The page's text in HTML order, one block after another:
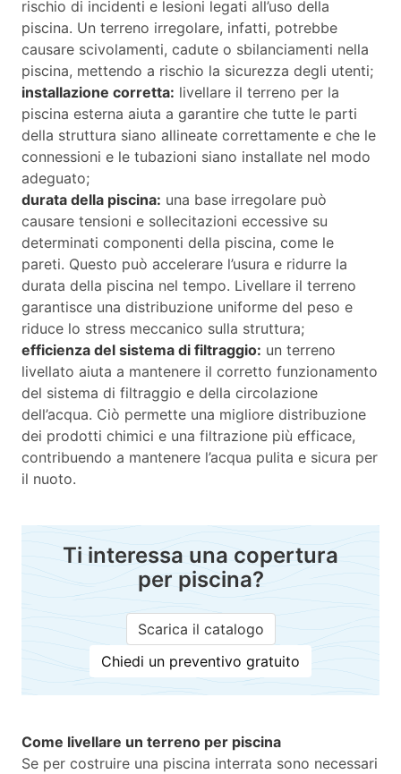
rischio di incidenti e lesioni legati all’uso della
piscina. Un terreno irregolare, infatti, potrebbe
causare scivolamenti, cadute o sbilanciamenti nella
piscina, mettendo a rischio la sicurezza degli utenti;
installazione corretta: livellare il terreno per la
piscina esterna aiuta a garantire che tutte le parti
della struttura siano allineate correttamente e che le
connessioni e le tubazioni siano installate nel modo
adeguato;
durata della piscina: una base irregolare può
causare tensioni e sollecitazioni eccessive su
determinati componenti della piscina, come le
pareti. Questo può accelerare l’usura e ridurre la
durata della piscina nel tempo. Livellare il terreno
garantisce una distribuzione uniforme del peso e
riduce lo stress meccanico sulla struttura;
efficienza del sistema di filtraggio: un terreno
livellato aiuta a mantenere il corretto funzionamento
del sistema di filtraggio e della circolazione
dell’acqua. Ciò permette una migliore distribuzione
dei prodotti chimici e una filtrazione più efficace,
contribuendo a mantenere l’acqua pulita e sicura per
il nuoto.
Ti interessa una copertura
per piscina?
Scarica il catalogo
Chiedi un preventivo gratuito
Come livellare un terreno per piscina
Se per costruire una piscina interrata sono necessari